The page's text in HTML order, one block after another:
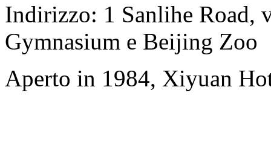
Indirizzo: 1 Sanlihe Road,
Gymnasium e Beijing Zoo
Aperto in 1984, Xiyuan